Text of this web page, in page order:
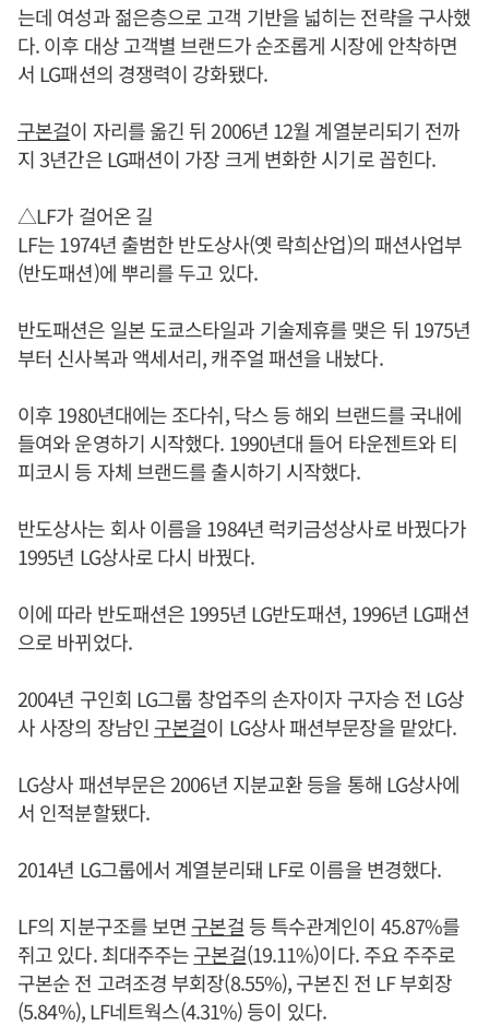
는데 여성과 젊은층으로 고객 기반을 넓히는 전략을 구사했
다. 이후 대상 고객별 브랜드가 순조롭게 시장에 안착하면
서 LG패션의 경쟁력이 강화됐다.
구본걸이 자리를 옮긴 뒤 2006년 12월 계열분리되기 전까
지 3년간은 LG패션이 가장 크게 변화한 시기로 꼽힌다.
△LF가 걸어온 길
LF는 1974년 출범한 반도상사(옛 락희산업)의 패션사업부
(반도패션)에 뿌리를 두고 있다.
반도패션은 일본 도쿄스타일과 기술제휴를 맺은 뒤 1975년
부터 신사복과 액세서리, 캐주얼 패션을 내놨다.
이후 1980년대에는 조다쉬, 닥스 등 해외 브랜드를 국내에
들여와 운영하기 시작했다. 1990년대 들어 타운젠트와 티
피코시 등 자체 브랜드를 출시하기 시작했다.
반도상사는 회사 이름을 1984년 럭키금성상사로 바꿨다가
1995년 LG상사로 다시 바꿨다.
이에 따라 반도패션은 1995년 LG반도패션, 1996년 LG패션
으로 바뀌었다.
2004년 구인회 LG그룹 창업주의 손자이자 구자승 전 LG상
사 사장의 장남인 구본걸이 LG상사 패션부문장을 맡았다.
LG상사 패션부문은 2006년 지분교환 등을 통해 LG상사에
서 인적분할됐다.
2014년 LG그룹에서 계열분리돼 LF로 이름을 변경했다.
LF의 지분구조를 보면 구본걸 등 특수관계인이 45.87%를
쥐고 있다. 최대주주는구본걸(19.11%)이다. 주요 주주로
구본순 전 고려조경 부회장(8.55%), 구본진 전 LF 부회장
(5.84%), LF네트웍스(4.31%) 등이 있다.